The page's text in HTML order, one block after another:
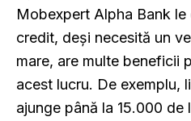
Mobexpert Alpha Bank
credit, deși necesită un
mare, are multe beneficii
acest lucru. De exemplu,
ajunge până la 15.000 de